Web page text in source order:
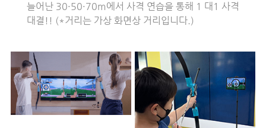
늘어난 30·50·70m에서 사격 연습을 통해 1 대1 사격
대결!! (*거리는 가상 화면상 거리입니다.)